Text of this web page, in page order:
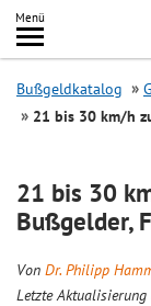
Inhalt
springen
Menü
Bußgeldkatalog
21 bis 30 km/h
21 bis 30
Bußgelder,
Von Dr. Philipp
Letzte